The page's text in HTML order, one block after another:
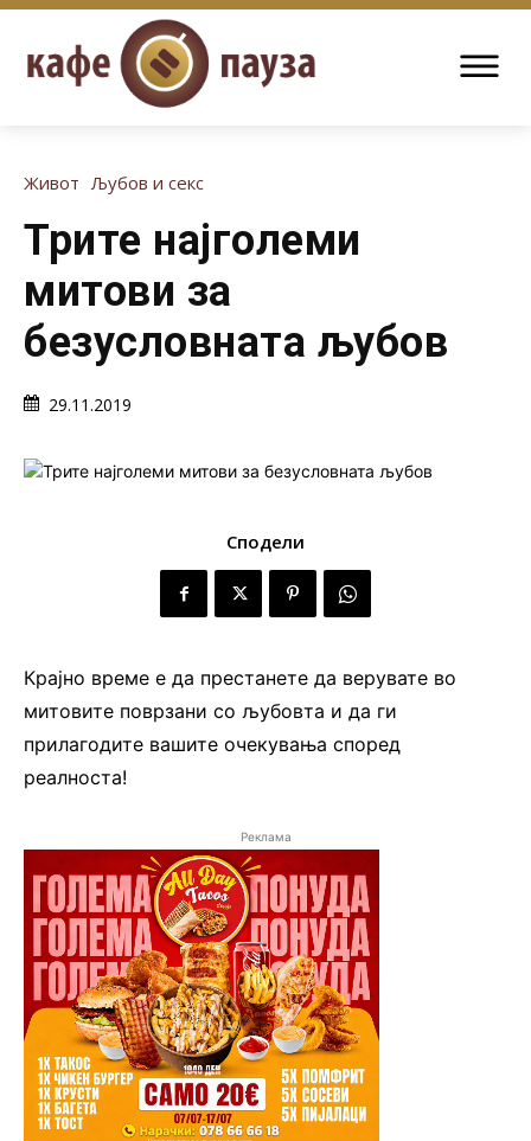
Живот Љубов и секс
Трите најголеми
митови за
безусловната љубов
29.11.2019
Сподели
Крајно време е да престанете да верувате во
митовите поврзани со љубовта и да ги
прилагодите вашите очекувања според
реалноста!
Реклама